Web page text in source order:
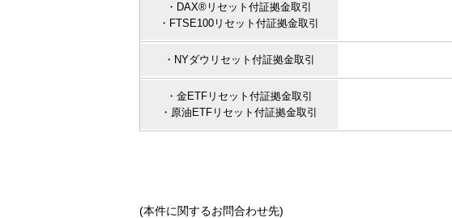
・DAX®リセット付証拠金取引
・FTSE100リセット付証拠金取引
・NYダウリセット付証拠金取引
・金ETFリセット付証拠金取引
・原油ETFリセット付証拠金取引
(本件に関するお問合わせ先)